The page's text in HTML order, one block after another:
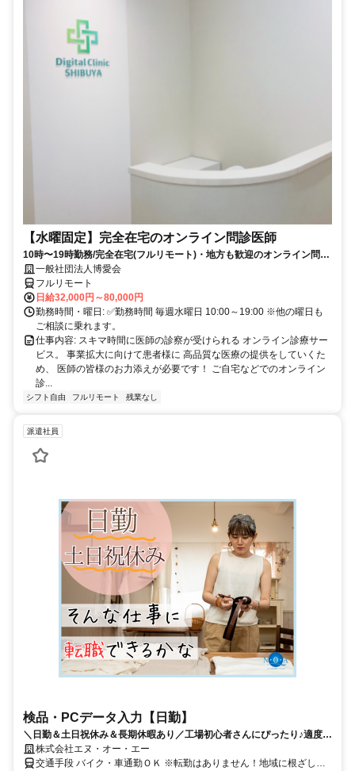
【水曜固定】完全在宅のオンライン問診医師
10時〜19時勤務/完全在宅(フルリモート)・地方も歓迎のオンライン問診
業務一般社団法人博愛会
フルリモート
日給32,000円～80,000円
勤務時間・曜日: ✅勤務時間 毎週水曜日 10:00～19:00 ※他の曜日も
ご相談に乗れます。
仕事内容: スキマ時間に医師の診察が受けられる オンライン診療サー
ビス。 事業拡大に向けて患者様に 高品質な医療の提供をしていくた
め、 医師の皆様のお力添えが必要です！ ご自宅などでのオンライン
診...
シフト自由 フルリモート 残業なし
派遣社員
検品・PCデータ入力【日勤】
＼日勤＆土日祝休み＆長期休暇あり／工場初心者さんにぴったり♪適度に
体を動かせて、パソコン入力のスキルも活かせる♪バランスバツグンのお
仕事！
株式会社エヌ・オー・エー
交通手段 バイク・車通勤ＯＫ ※転勤はありません！地域に根ざして